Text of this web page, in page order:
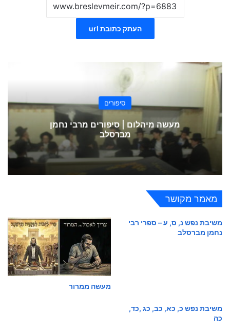
העתק כתובת url
סיפורים
מעשה מיהלום | סיפורים מרבי נחמן
מברסלב
מאמר מקושר
משיבת נפש נ, ס, ע – ספרי רבי
נחמן מברסלב
מעשה ממרור
משיבת נפש כ, כא, כב, כג ,כד,
כה